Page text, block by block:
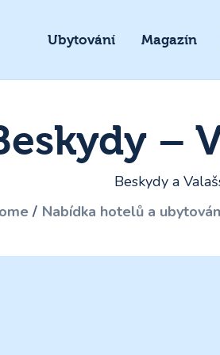
Ubytování Magazín
–
Beskydy a
Nabídka hotelů a